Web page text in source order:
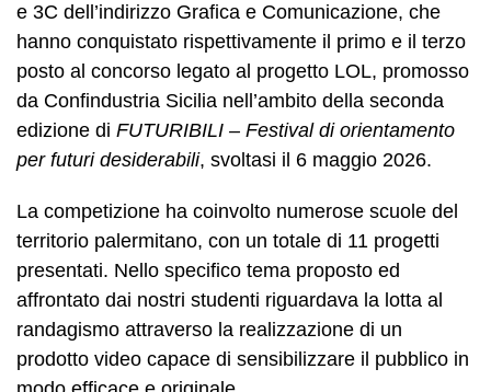
e 3C dell’indirizzo Grafica e Comunicazione, che
hanno conquistato rispettivamente il primo e il terzo
posto al concorso legato al progetto LOL, promosso
da Confindustria Sicilia nell’ambito della seconda
edizione di FUTURIBILI – Festival di orientamento
per futuri desiderabili, svoltasi il 6 maggio 2026.
La competizione ha coinvolto numerose scuole del
territorio palermitano, con un totale di 11 progetti
presentati. Nello specifico tema proposto ed
affrontato dai nostri studenti riguardava la lotta al
randagismo attraverso la realizzazione di un
prodotto video capace di sensibilizzare il pubblico in